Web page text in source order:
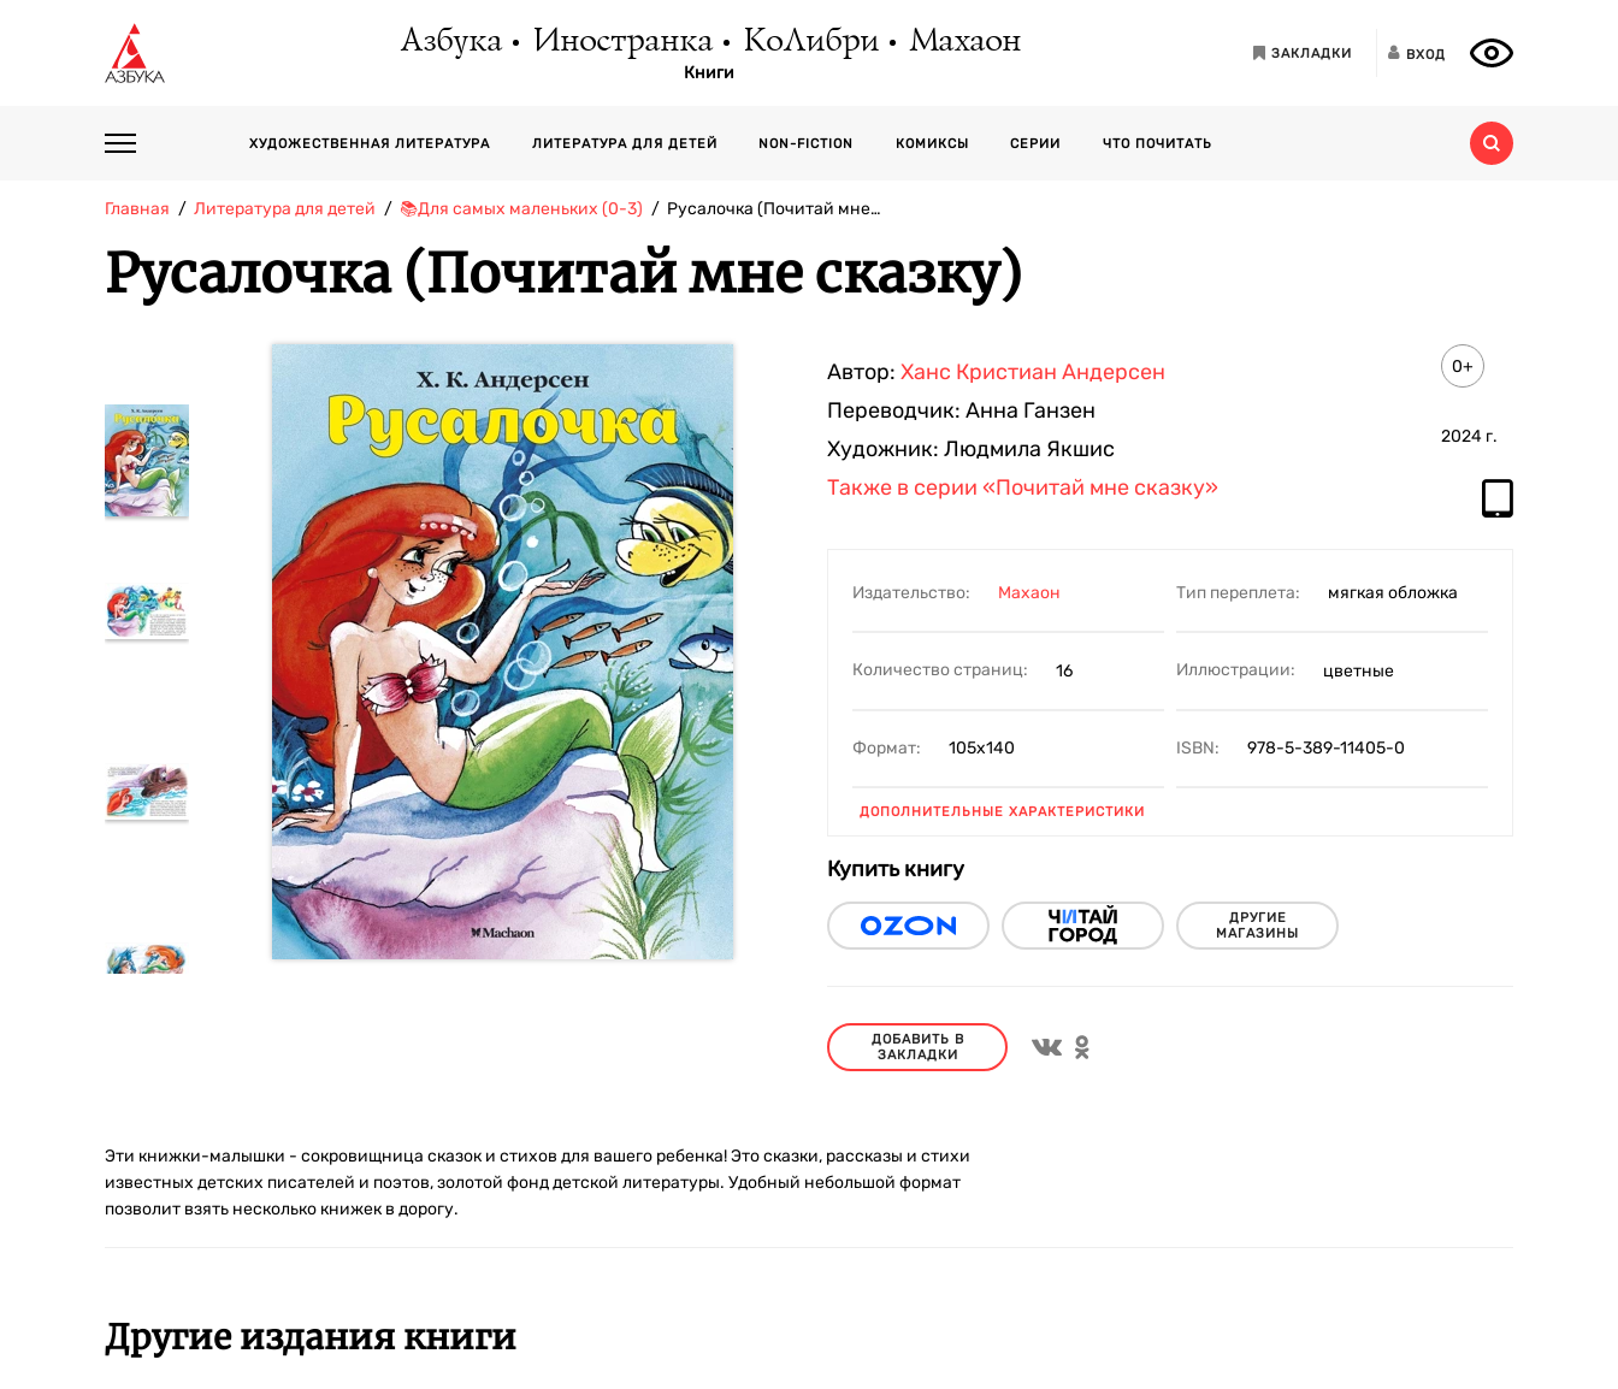
Азбука Иностранка КоЛибри Махаон
Книги
ЗАКЛАДКИ ВХОД
ХУДОЖЕСТВЕННАЯ ЛИТЕРАТУРА ЛИТЕРАТУРА ДЛЯ ДЕТЕЙ NON-FICTION КОМИКСЫ СЕРИИ ЧТО ПОЧИТАТЬ
Главная Литература для детей 📚Для самых маленьких (0-3) Русалочка (Почитай мне…
Русалочка (Почитай мне сказку)
Автор: Ханс Кристиан Андерсен
Переводчик: Анна Ганзен
Художник: Людмила Якшис
0+
2024 г.
Также в серии «Почитай мне сказку»
Издательство: Махаон Тип переплета: мягкая обложка
Количество страниц: 16 Иллюстрации: цветные
Формат: 105х140 ISBN: 978-5-389-11405-0
ДОПОЛНИТЕЛЬНЫЕ ХАРАКТЕРИСТИКИ
Купить книгу
ДРУГИЕ
МАГАЗИНЫ
ДОБАВИТЬ В
ЗАКЛАДКИ
Эти книжки-малышки - сокровищница сказок и стихов для вашего ребенка! Это сказки, рассказы и стихи
известных детских писателей и поэтов, золотой фонд детской литературы. Удобный небольшой формат
позволит взять несколько книжек в дорогу.
Другие издания книги